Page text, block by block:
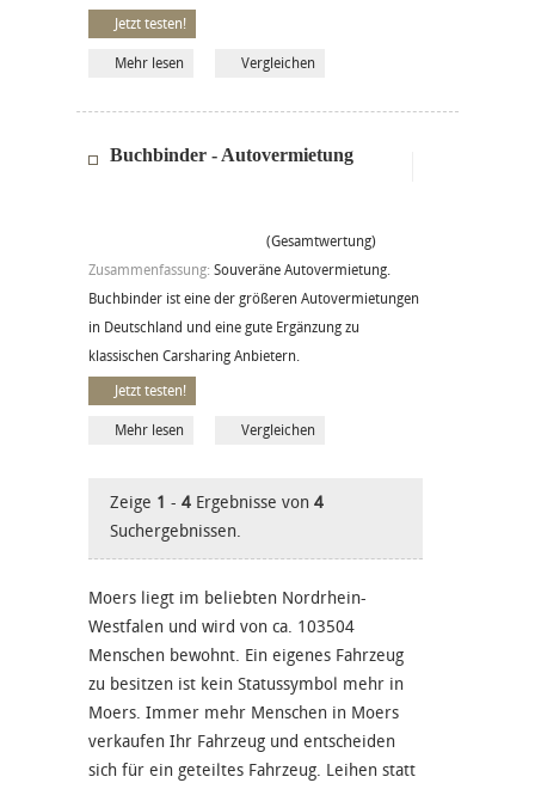
Jetzt testen!
Mehr lesen Vergleichen
Buchbinder - Autovermietung
(Gesamtwertung)
Zusammenfassung: Souveräne Autovermietung.
Buchbinder ist eine der größeren Autovermietungen
in Deutschland und eine gute Ergänzung zu
klassischen Carsharing Anbietern.
Jetzt testen!
Mehr lesen Vergleichen
Zeige 1 - 4 Ergebnisse von 4
Suchergebnissen.
Moers liegt im beliebten Nordrhein-
Westfalen und wird von ca. 103504
Menschen bewohnt. Ein eigenes Fahrzeug
zu besitzen ist kein Statussymbol mehr in
Moers. Immer mehr Menschen in Moers
verkaufen Ihr Fahrzeug und entscheiden
sich für ein geteiltes Fahrzeug. Leihen statt